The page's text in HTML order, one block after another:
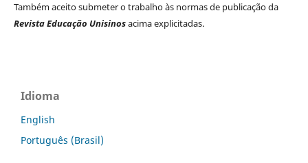
Também aceito submeter o trabalho às normas de publicação da
Revista Educação Unisinosacima explicitadas.
Idioma
English
Português (Brasil)